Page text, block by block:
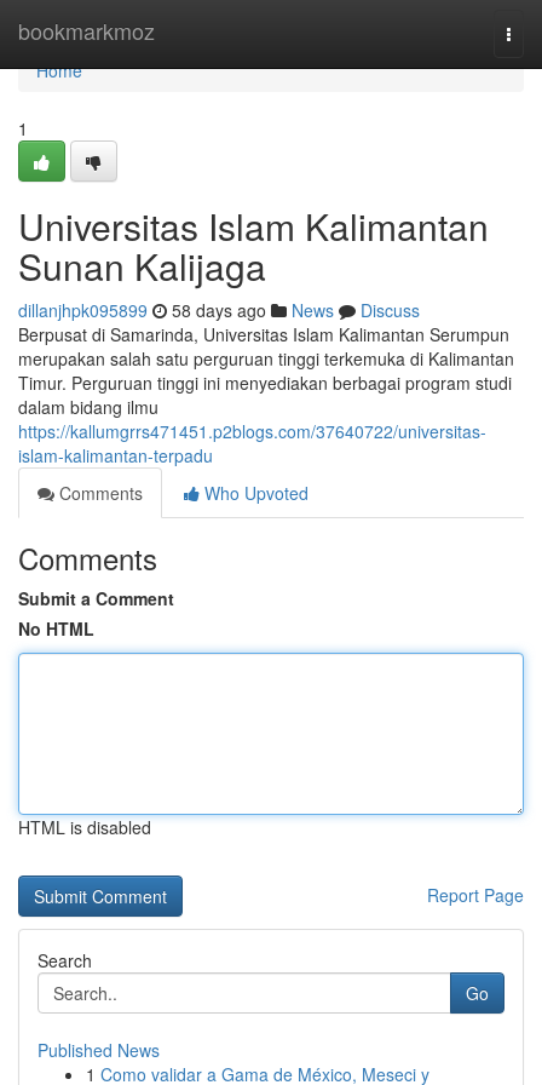
bookmarkmoz
Home
Home
1
Universitas Islam Kalimantan
Sunan Kalijaga
dillanjhpk095899 58 days ago News
Discuss
Berpusat di Samarinda, Universitas Islam Kalimantan Serumpun
merupakan salah satu perguruan tinggi terkemuka di Kalimantan
Timur. Perguruan tinggi ini menyediakan berbagai program studi
dalam bidang ilmu
https://kallumgrrs471451.p2blogs.com/37640722/universitas-
islam-kalimantan-terpadu
Comments
Who Upvoted
Comments
Submit a Comment
No HTML
HTML is disabled
Report Page
Search
Go
Published News
1 Como validar a Gama de México, Meseci y